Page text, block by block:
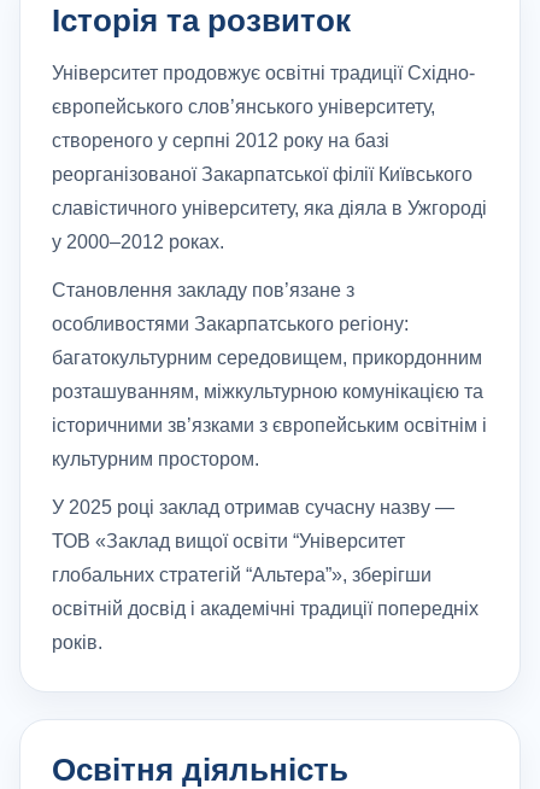
Історія та розвиток
Університет продовжує освітні традиції Східно-
європейського слов’янського університету,
створеного у серпні 2012 року на базі
реорганізованої Закарпатської філії Київського
славістичного університету, яка діяла в Ужгороді
у 2000–2012 роках.
Становлення закладу пов’язане з
особливостями Закарпатського регіону:
багатокультурним середовищем, прикордонним
розташуванням, міжкультурною комунікацією та
історичними зв’язками з європейським освітнім і
культурним простором.
У 2025 році заклад отримав сучасну назву —
ТОВ «Заклад вищої освіти “Університет
глобальних стратегій “Альтера”», зберігши
освітній досвід і академічні традиції попередніх
років.
Освітня діяльність